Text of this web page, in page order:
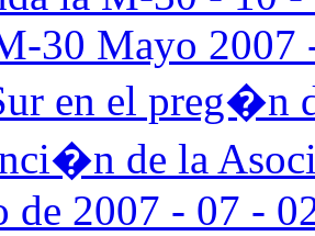
30 Mayo 2007
en el preg�n
de la
de 2007 - 07 -